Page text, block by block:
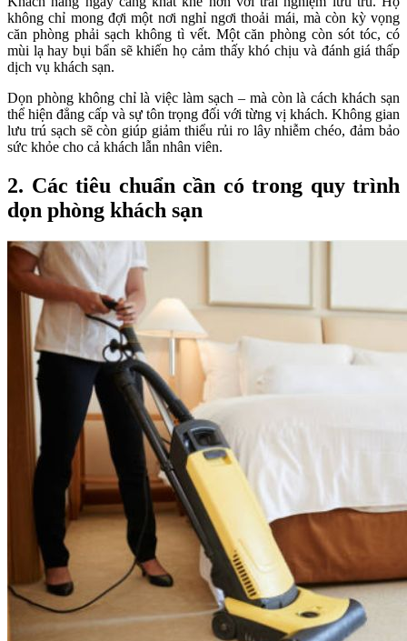
không chỉ mong đợi một nơi nghỉ ngơi thoải mái, mà còn kỳ vọng
căn phòng phải sạch không tì vết. Một căn phòng còn sót tóc, có
mùi lạ hay bụi bẩn sẽ khiến họ cảm thấy khó chịu và đánh giá thấp
dịch vụ khách sạn.
Dọn phòng không chỉ là việc làm sạch – mà còn là cách khách sạn
thể hiện đẳng cấp và sự tôn trọng đối với từng vị khách. Không gian
lưu trú sạch sẽ còn giúp giảm thiểu rủi ro lây nhiễm chéo, đảm bảo
sức khỏe cho cả khách lẫn nhân viên.
2. Các tiêu chuẩn cần có trong quy trình
dọn phòng khách sạn